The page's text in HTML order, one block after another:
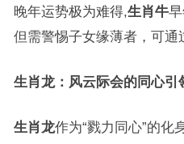
晚年运势极为难得,生肖牛
但需警惕子女缘薄者，可通
生肖龙：风云际会的同心引
生肖龙作为“戮力同心”的化